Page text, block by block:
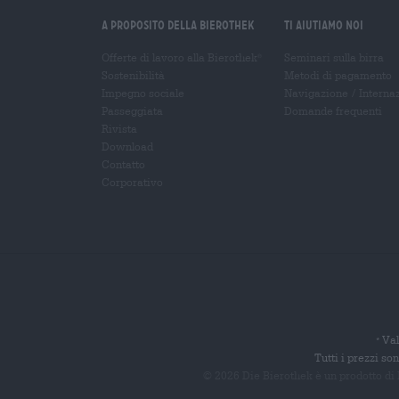
A proposito della Bierothek Ti aiutiamo noi
*
Tutti i prezzi